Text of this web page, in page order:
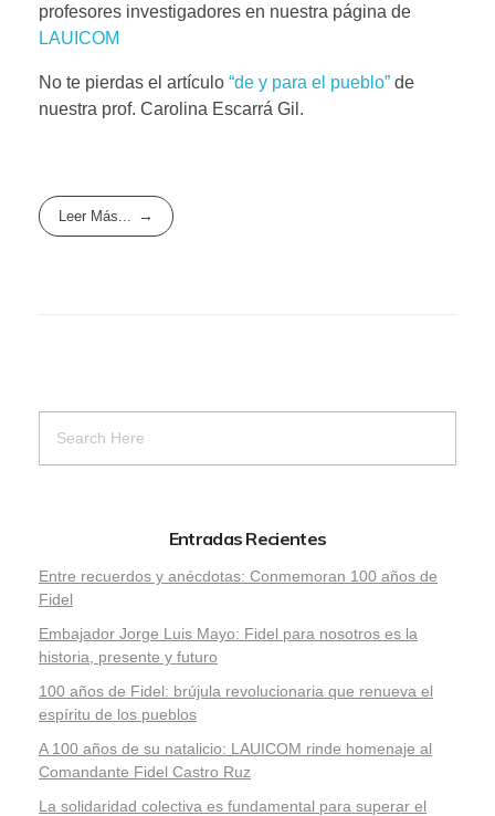
profesores investigadores en nuestra página de
LAUICOM
No te pierdas el artículo “de y para el pueblo” de
nuestra prof. Carolina Escarrá Gil.
Leer Más...
Entradas Recientes
Entre recuerdos y anécdotas: Conmemoran 100 años de
Fidel
Embajador Jorge Luis Mayo: Fidel para nosotros es la
historia, presente y futuro
100 años de Fidel: brújula revolucionaria que renueva el
espíritu de los pueblos
A 100 años de su natalicio: LAUICOM rinde homenaje al
Comandante Fidel Castro Ruz
La solidaridad colectiva es fundamental para superar el